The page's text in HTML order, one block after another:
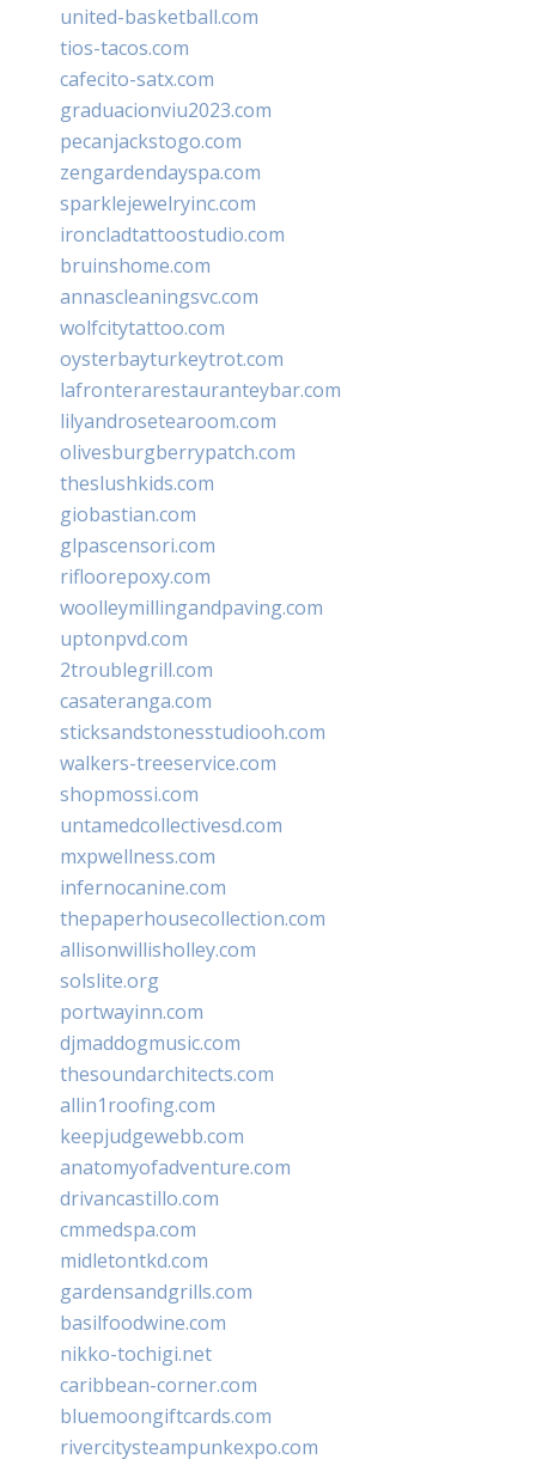
united-basketball.com
tios-tacos.com
cafecito-satx.com
graduacionviu2023.com
pecanjackstogo.com
zengardendayspa.com
sparklejewelryinc.com
ironcladtattoostudio.com
bruinshome.com
annascleaningsvc.com
wolfcitytattoo.com
oysterbayturkeytrot.com
lafronterarestauranteybar.com
lilyandrosetearoom.com
olivesburgberrypatch.com
theslushkids.com
giobastian.com
glpascensori.com
rifloorepoxy.com
woolleymillingandpaving.com
uptonpvd.com
2troublegrill.com
casateranga.com
sticksandstonesstudiooh.com
walkers-treeservice.com
shopmossi.com
untamedcollectivesd.com
mxpwellness.com
infernocanine.com
thepaperhousecollection.com
allisonwillisholley.com
solslite.org
portwayinn.com
djmaddogmusic.com
thesoundarchitects.com
allin1roofing.com
keepjudgewebb.com
anatomyofadventure.com
drivancastillo.com
cmmedspa.com
midletontkd.com
gardensandgrills.com
basilfoodwine.com
nikko-tochigi.net
caribbean-corner.com
bluemoongiftcards.com
rivercitysteampunkexpo.com